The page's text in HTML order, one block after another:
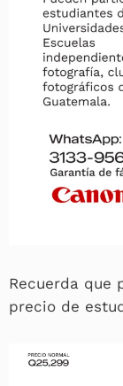
Recuerda que
precio de